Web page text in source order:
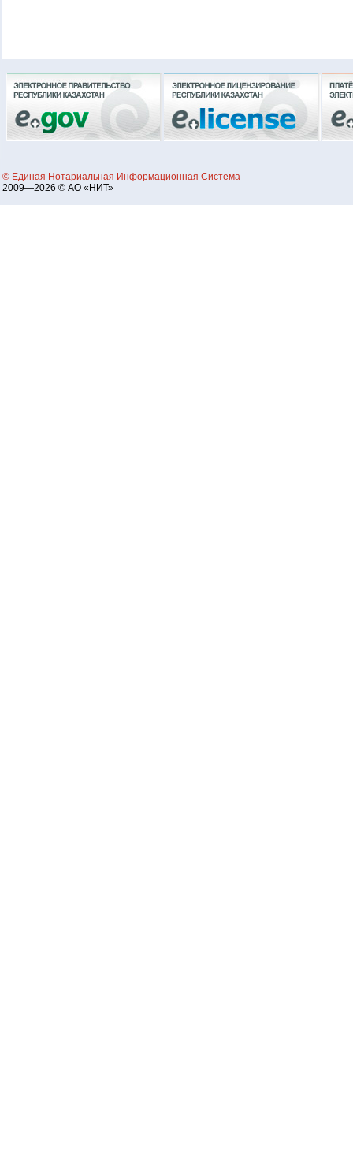
© Единая Нотариальная Информационная Система
2009—2026 © АО «НИТ»